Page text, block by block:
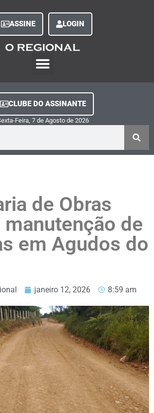
ASSINE LOGIN
CLUBE DO ASSINANTE
Feira, 7de Agostode 2026
de Obras
de
em Agudos do
janeiro 12, 2026 8:59 am